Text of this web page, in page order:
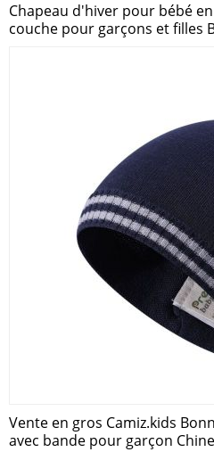
Chapeau d'hiver pour bébé
couche pour garçons et filles
Vente en gros Camiz.kids
avec bande pour garçon